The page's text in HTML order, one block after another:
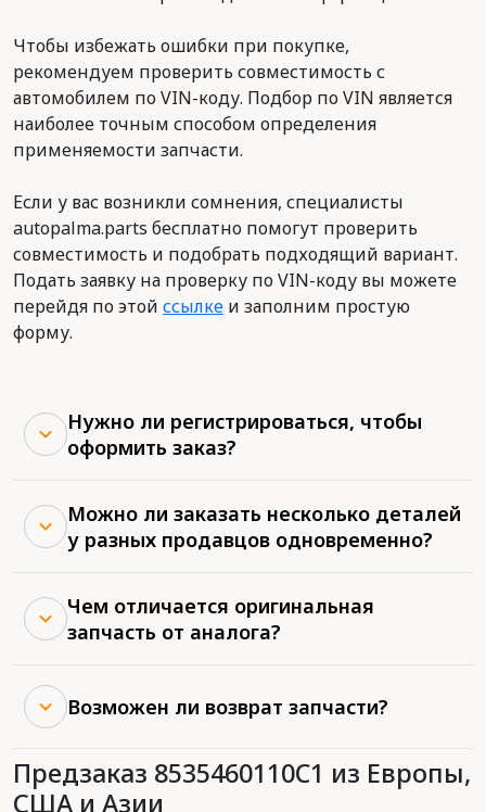
Чтобы избежать ошибки при покупке,
рекомендуем проверить совместимость с
автомобилем по VIN-коду. Подбор по VIN является
наиболее точным способом определения
применяемости запчасти.
Если у вас возникли сомнения, специалисты
autopalma.parts бесплатно помогут проверить
совместимость и подобрать подходящий вариант.
Подать заявку на проверку по VIN-коду вы можете
перейдя по этой ссылке и заполним простую
форму.
Нужно ли регистрироваться, чтобы
оформить заказ?
Можно ли заказать несколько деталей
у разных продавцов одновременно?
Чем отличается оригинальная
запчасть от аналога?
Возможен ли возврат запчасти?
Предзаказ 8535460110C1 из Европы,
США и Азии